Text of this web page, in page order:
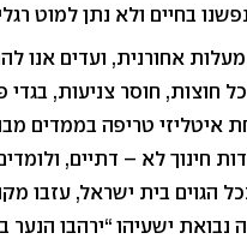
בחיים ולא נתן למוט
מעלות אחורנית, ועדים
חוסר צניעות, בגדי
טריפה בממדים
חינוך לא – דתיים,
הגוים בית ישראל, עזבו
נבואת ישעיהו “ירהבו הנער